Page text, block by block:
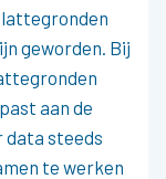
geworden. Bij
aan de
data steeds
te werken